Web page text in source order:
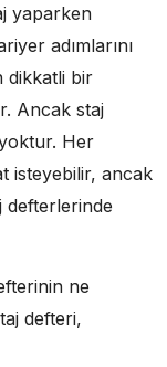
yaparken
adımlarını
dikkatli bir
Ancak staj
Her
isteyebilir, ancak
defterlerinde
ne
defteri,